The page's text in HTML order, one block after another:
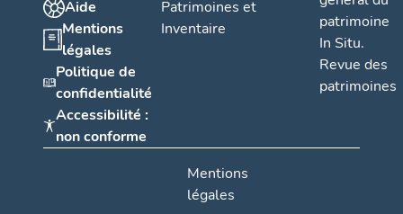
Aide
Mentions
légales
Politique de
confidentialité
Accessibilité :
non conforme
Patrimoines et
Inventaire
patrimoine
In Situ.
Revue des
patrimoines
Mentions
légales